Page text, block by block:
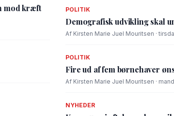
mod kræft POLITIK
Demografisk udvikling skal
Af Kirsten Marie Juel Mouritsen ·
POLITIK
Fire ud af fem børnehaver
Af Kirsten Marie Juel Mouritsen ·
NYHEDER